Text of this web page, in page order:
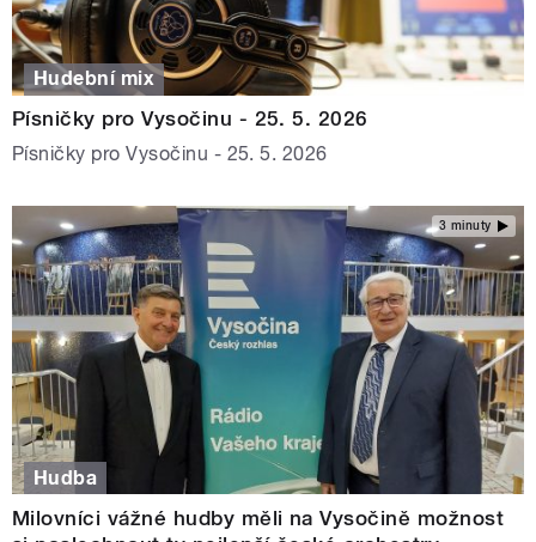
Hudební mix
Písničky pro Vysočinu - 25. 5. 2026
Písničky pro Vysočinu - 25. 5. 2026
3 minuty
Hudba
Milovníci vážné hudby měli na Vysočině možnost